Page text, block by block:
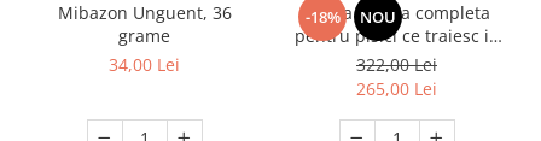
Mibazon Unguent, 36
grame
34,00 Lei
-18% NOU
Hrana uscata completa
pentru pisici ce traiesc in
casa, Club 4 Paws Premium
Indoor, 14kg
322,00 Lei
265,00 Lei